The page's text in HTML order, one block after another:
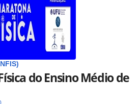
do Ensino Médio de